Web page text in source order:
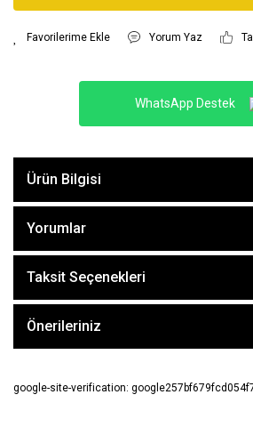
Yorum Yaz
WhatsApp Destek
Ürün Bilgisi
Yorumlar
Taksit Seçenekleri
Önerileriniz
google-site-verification: